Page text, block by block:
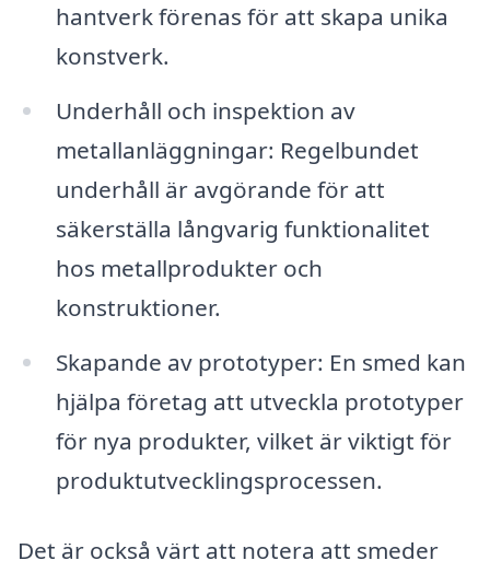
hantverk förenas för att skapa unika
konstverk.
Underhåll och inspektion av
metallanläggningar: Regelbundet
underhåll är avgörande för att
säkerställa långvarig funktionalitet
hos metallprodukter och
konstruktioner.
Skapande av prototyper: En smed kan
hjälpa företag att utveckla prototyper
för nya produkter, vilket är viktigt för
produktutvecklingsprocessen.
Det är också värt att notera att smeder